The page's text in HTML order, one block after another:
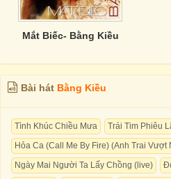
Mắt Biếc- Bằng Kiều
Bài hát Bằng Kiều
Tình Khúc Chiều Mưa Trái Tim Phiêu
Hỏa Ca (Call Me By Fire) (Anh Trai
Ngày Mai Người Ta Lấy Chồng (live)